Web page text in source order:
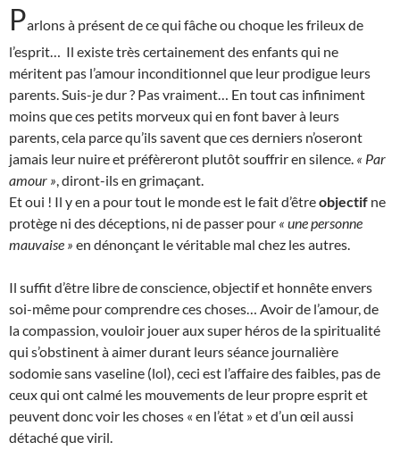
Parlons à présent de ce qui fâche ou choque les frileux de
l’esprit… Il existe très certainement des enfants qui ne
méritent pas l’amour inconditionnel que leur prodigue leurs
parents. Suis-je dur ? Pas vraiment… En tout cas infiniment
moins que ces petits morveux qui en font baver à leurs
parents, cela parce qu’ils savent que ces derniers n’oseront
jamais leur nuire et préfèreront plutôt souffrir en silence. « Par
amour » , diront-ils en grimaçant.
Et oui ! Il y en a pour tout le monde est le fait d’êtreobjectif ne
protège ni des déceptions, ni de passer pour « une personne
mauvaise » en dénonçant le véritable mal chez les autres.
Il suffit d’être libre de conscience, objectif et honnête envers
soi-même pour comprendre ces choses… Avoir de l’amour, de
la compassion, vouloir jouer aux super héros de la spiritualité
qui s’obstinent à aimer durant leurs séance journalière
sodomie sans vaseline (lol), ceci est l’affaire des faibles, pas de
ceux qui ont calmé les mouvements de leur propre esprit et
peuvent donc voir les choses « en l’état » et d’un œil aussi
détaché que viril.